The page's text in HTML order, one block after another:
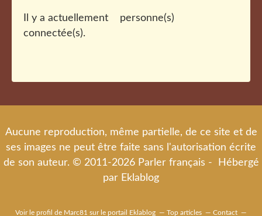
Il y a actuellement
personne(s)
connectée(s).
Aucune reproduction, même partielle, de ce site et de
ses images ne peut être faite sans l'autorisation écrite
de son auteur. © 2011-2026 Parler français - Hébergé
par Eklablog
Voir le profil de Marc81 sur le portail Eklablog Top articles Contact